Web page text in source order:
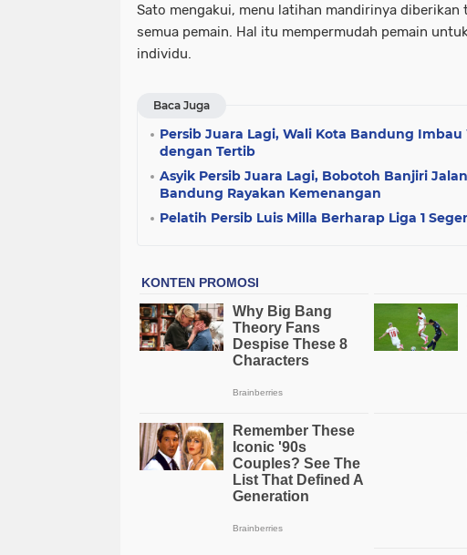
Sato mengakui, menu latihan mandirinya
semua pemain. Hal itu mempermudah pemain
individu.
Baca Juga
Persib Juara Lagi, Wali Kota Bandung Imbau
dengan Tertib
Asyik Persib Juara Lagi, Bobotoh Banjiri
Bandung Rayakan Kemenangan
Pelatih Persib Luis Milla Berharap Liga 1